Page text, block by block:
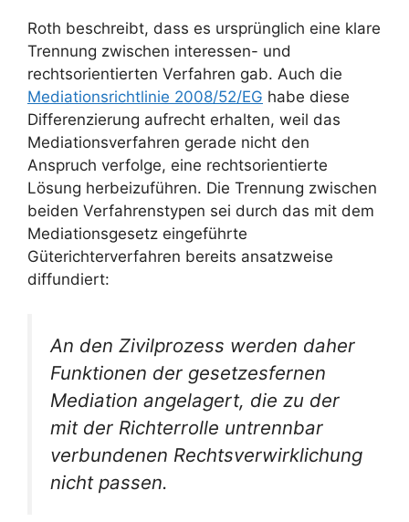
Roth beschreibt, dass es ursprünglich eine klare
Trennung zwischen interessen- und
rechtsorientierten Verfahren gab. Auch die
Mediationsrichtlinie 2008/52/EG habe diese
Differenzierung aufrecht erhalten, weil das
Mediationsverfahren gerade nicht den
Anspruch verfolge, eine rechtsorientierte
Lösung herbeizuführen. Die Trennung zwischen
beiden Verfahrenstypen sei durch das mit dem
Mediationsgesetz eingeführte
Güterichterverfahren bereits ansatzweise
diffundiert:
An den Zivilprozess werden daher
Funktionen der gesetzesfernen
Mediation angelagert, die zu der
mit der Richterrolle untrennbar
verbundenen Rechtsverwirklichung
nicht passen.